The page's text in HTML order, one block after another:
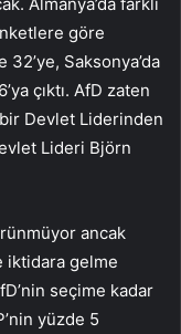
göre
32’ye, Saksonya’da
çıktı. AfD zaten
Devlet Liderinden
Lideri Björn
ancak
iktidara gelme
seçime kadar
yüzde 5